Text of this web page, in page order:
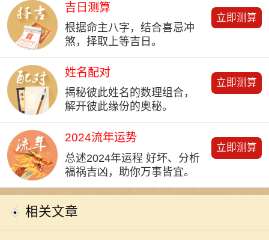
吉日测算
根据命主八字，结合喜忌冲
煞，择取上等吉日。
立即测算
姓名配对
揭秘彼此姓名的数理组合，
解开彼此缘份的奥秘。
立即测算
2024流年运势
总述2024年运程 好坏、分析
福祸吉凶，助你万事皆宜。
立即测算
相关文章